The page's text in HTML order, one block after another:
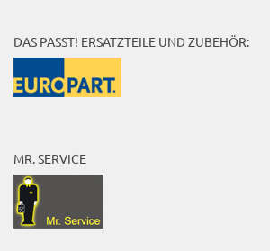
DAS PASST! ERSATZTEILE UND ZUBEHÖR:
MR. SERVICE